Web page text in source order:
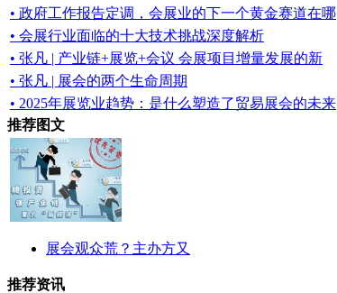
• 政府工作报告定调，会展业的下一个黄金赛道在哪
• 会展行业面临的十大技术挑战深度解析
• 张凡 | 产业链+展览+会议 会展项目增量发展的新
• 张凡 | 展会的两个生命周期
• 2025年展览业趋势：是什么塑造了贸易展会的未来
推荐图文
展会观众荒？主办方又
推荐资讯